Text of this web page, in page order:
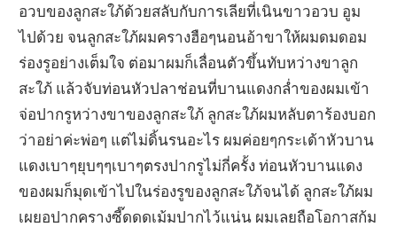
อวบของลูกสะใภ้ด้วยสลับกับการเลียที่เนินขาวอวบ อูม
ไปด้วย จนลูกสะใภ้ผมครางฮือๆนอนอ้าขาให้ผมดมดอม
ร่องรูอย่างเต็มใจ ต่อมาผมก็เลื่อนตัวขึ้นทับหว่างขาลูก
สะใภ้ แล้วจับท่อนหัวปลาช่อนที่บานแดงกล่ำของผมเข้า
จ่อปากรูหว่างขาของลูกสะใภ้ ลูกสะใภ้ผมหลับตาร้องบอก
ว่าอย่าค่ะพ่อๆ แต่ไม่ดิ้นรนอะไร ผมค่อยๆกระเด้าหัวบาน
แดงเบาๆยุบๆๆเบาๆตรงปากรูไม่กี่ครั้ง ท่อนหัวบานแดง
ของผมก็มุดเข้าไปในร่องรูของลูกสะใภ้จนได้ ลูกสะใภ้ผม
เผยอปากครางซี๊ดดดเม้มปากไว้แน่น ผมเลยถือโอกาสก้ม